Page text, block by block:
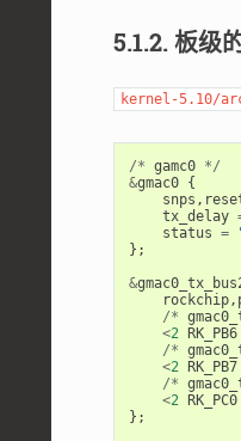
5.1.2. 板级
kernel-5.10/
/* gamc0 */
&gmac0 {
snps ,
tx_delay
status =
};
&
rockchip,
/*
<2 RK_PB6
/*
<2 RK_PB7
/*
<2 RK_PC0
};